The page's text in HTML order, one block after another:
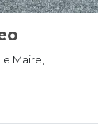
Maire,